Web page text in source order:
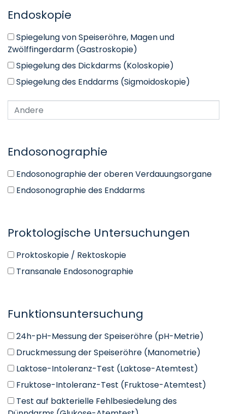
Endoskopie
Spiegelung von Speiseröhre, Magen und
Zwölffingerdarm (Gastroskopie)
Spiegelung des Dickdarms (Koloskopie)
Spiegelung des Enddarms (Sigmoidoskopie)
Endosonographie
Endosonographie der oberen Verdauungsorgane
Endosonographie des Enddarms
Proktologische Untersuchungen
Proktoskopie / Rektoskopie
Transanale Endosonographie
Funktionsuntersuchung
24h-pH-Messung der Speiseröhre (pH-Metrie)
Druckmessung der Speiseröhre (Manometrie)
Laktose-Intoleranz-Test (Laktose-Atemtest)
Fruktose-Intoleranz-Test (Fruktose-Atemtest)
Test auf bakterielle Fehlbesiedelung des